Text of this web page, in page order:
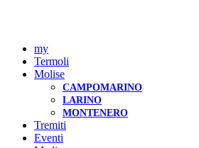
my
Termoli
Molise
CAMPOMARINO
LARINO
MONTENERO
Tremiti
Eventi